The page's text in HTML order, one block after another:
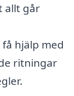
allt går
hjälp med
ritningar